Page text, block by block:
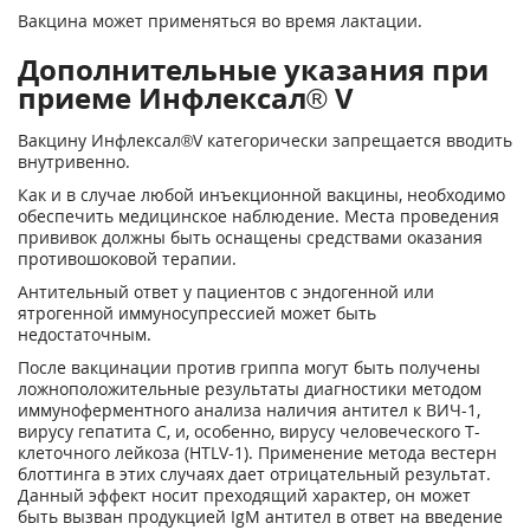
Вакцина может применяться во время лактации.
Дополнительные указания при
приеме Инфлексал® V
Вакцину Инфлексал®V категорически запрещается вводить
внутривенно.
Как и в случае любой инъекционной вакцины, необходимо
обеспечить медицинское наблюдение. Места проведения
прививок должны быть оснащены средствами оказания
противошоковой терапии.
Антительный ответ у пациентов с эндогенной или
ятрогенной иммуно­супрессией может быть
недостаточным.
После вакцинации против гриппа могут быть получены
ложноположительные результаты диагностики методом
иммуноферментного анализа наличия антител к ВИЧ-1,
вирусу гепатита С, и, особенно, вирусу человеческого Т-
клеточного лейкоза (HTLV-1). Применение метода вестерн
блоттинга в этих случаях дает отрицательный результат.
Данный эффект носит преходящий характер, он может
быть вызван продукцией IgM антител в ответ на введение